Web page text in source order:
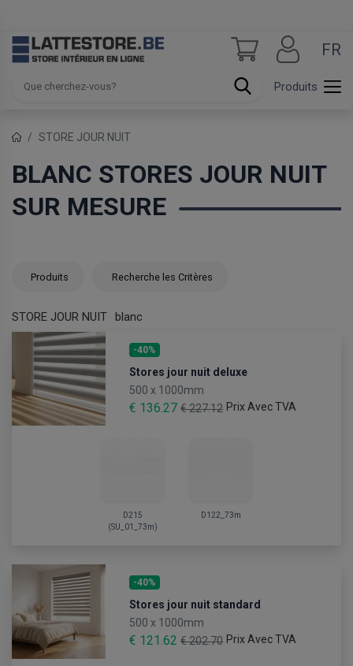
Produits
FR
STORE JOUR NUIT
BLANC STORES JOUR NUIT
SUR MESURE
Produits Recherche les Critères
STORE JOUR NUIT blanc
-40%
Stores jour nuit deluxe
500 x 1000mm
€ 136.27€ 227.12 Prix Avec TVA
D215
(SU_01_73m)
D122_73m
-40%
Stores jour nuit standard
500 x 1000mm
€ 121.62€ 202.70 Prix Avec TVA